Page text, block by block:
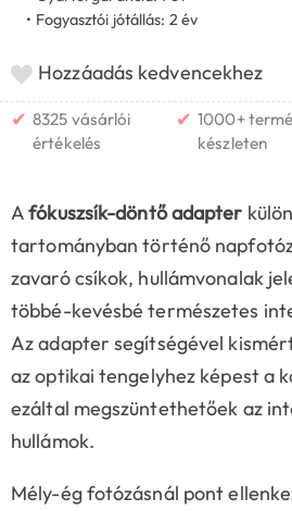
• Fogyasztói jótállás: 2 év
Hozzáadás kedvencekhez
✔ 8325 vásárlói
értékelés
✔ 1000+
készleten
Afókuszsík-döntő adapter
tartományban történő
zavaró csíkok, hullámvonalak
többé-kevésbé természetes
Az adapter segítségével
az optikai tengelyhez képest a
ezáltal megszüntethetőek az
hullámok.
Mély-ég fotózásnál pont